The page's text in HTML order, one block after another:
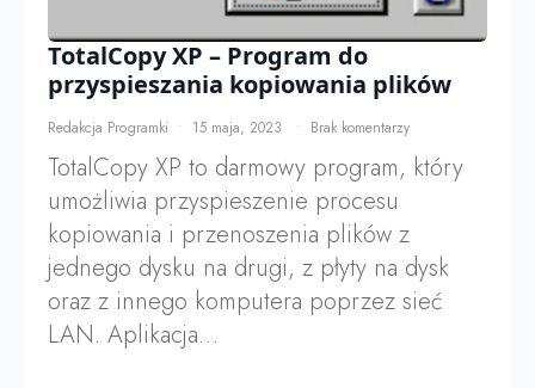
TotalCopy XP – Program do
przyspieszania kopiowania plików
Redakcja Programki 15 maja, 2023 Brak komentarzy
TotalCopy XP to darmowy program, który
umożliwia przyspieszenie procesu
kopiowania i przenoszenia plików z
jednego dysku na drugi, z płyty na dysk
oraz z innego komputera poprzez sieć
LAN. Aplikacja…